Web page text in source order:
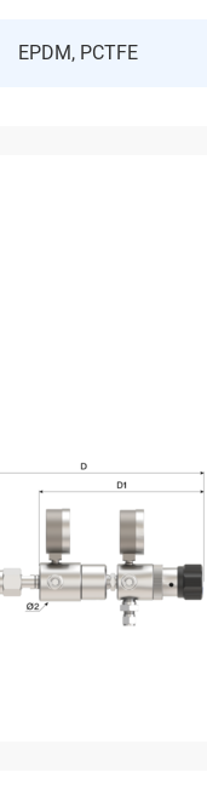
EPDM, PCTFE